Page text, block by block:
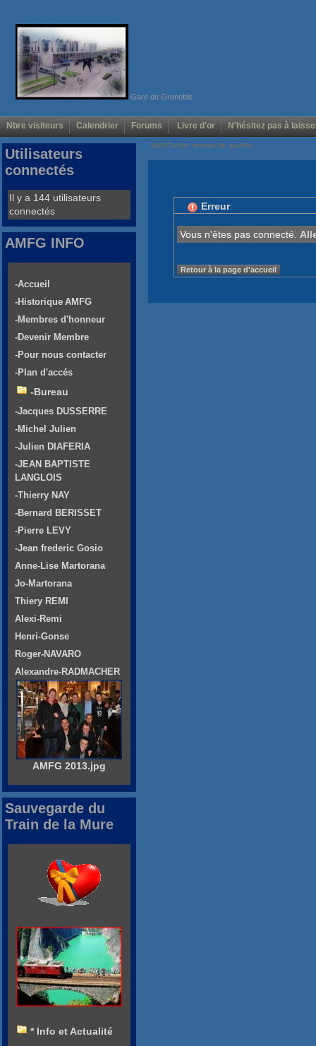
Gare de Grenoble
Nbre visiteurs Calendrier Forums Livre d'or N'hésitez pas à
Voir/Cacher menus de gauche
Erreur
Vous n'êtes pas connecté.
Retour à la page d'accueil
Utilisateurs
connectés
Il y a 144 utilisateurs
connectés
AMFG INFO
-Accueil
-Historique AMFG
-Membres d'honneur
-Devenir Membre
-Pour nous contacter
-Plan d'accés
-Bureau
-Jacques DUSSERRE
-Michel Julien
-Julien DIAFERIA
-JEAN BAPTISTE
LANGLOIS
-Thierry NAY
-Bernard BERISSET
-Pierre LEVY
-Jean frederic Gosio
Anne-Lise Martorana
Jo-Martorana
Thiery REMI
Alexi-Remi
Henri-Gonse
Roger-NAVARO
Alexandre-RADMACHER
AMFG 2013.jpg
Sauvegarde du
Train de la Mure
* Info et Actualité